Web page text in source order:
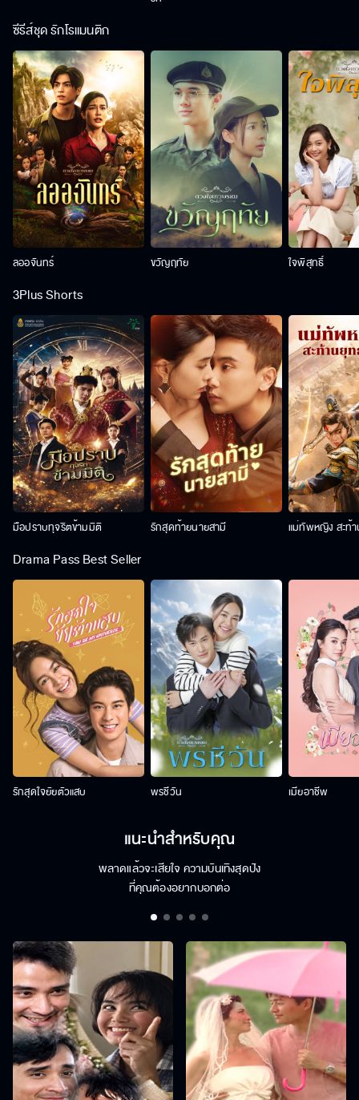
ซีรีส์ชุด รักโรแมนติก
ลออจันทร์ ขวัญฤทัย ใจพิสุทธิ์
3Plus Shorts
มือปราบทุจริตข้ามมิติ รักสุดท้ายนายสามี แม่ทัพหญิง สะท้
Drama Pass Best Seller
รักสุดใจยัยตัวแสบ พรชีวัน เมียอาชีพ
แนะนำสำหรับคุณ
พลาดแล้วจะเสียใจ ความบันเทิงสุดปัง
ที่คุณต้องอยากบอกต่อ